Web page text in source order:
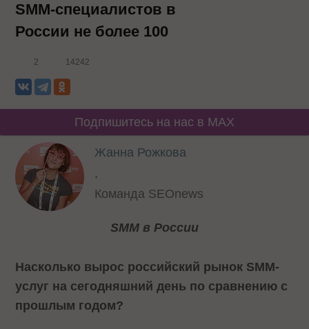
SMM-специалистов в
России не более 100
2 14242
Подпишитесь на нас в MAX
Жанна Рожкова
,
Команда SEOnews
SMM в России
Насколько вырос российский рынок SMM-
услуг на сегодняшний день по сравнению с
прошлым годом?